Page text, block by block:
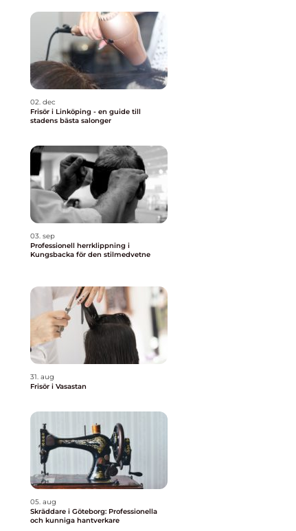
02. dec
Frisör i Linköping - en guide till
stadens bästa salonger
03. sep
Professionell herrklippning i
Kungsbacka för den stilmedvetne
31. aug
Frisör i Vasastan
05. aug
Skräddare i Göteborg: Professionella
och kunniga hantverkare